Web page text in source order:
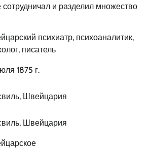
и разделил множество
психиатр, психоаналитик,
писатель
1875 г.
Швейцария
Швейцария